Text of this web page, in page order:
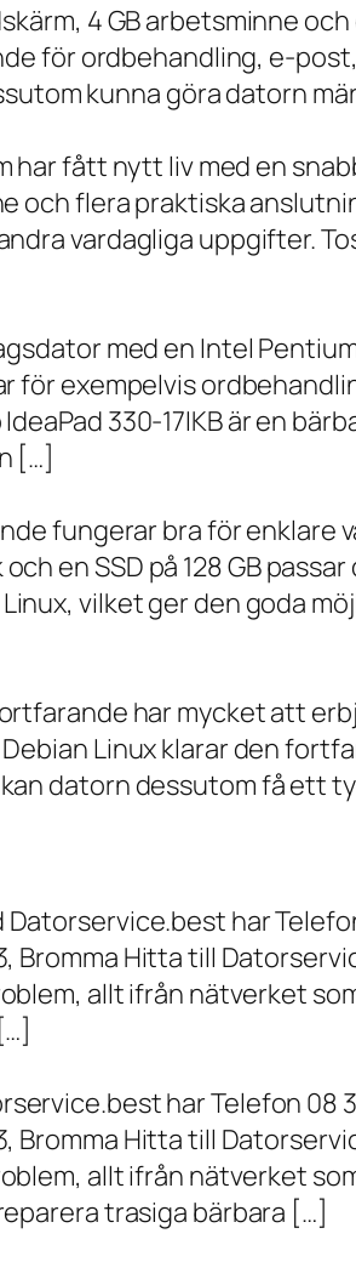
4 GB arbetsminne
för ordbehandling, e-
kunna göra datorn
fått nytt liv med en
och flera praktiska
vardagliga uppgifter.
med en Intel
för exempelvis
330-17IKB är en
[…]
fungerar bra för enklare
en SSD på 128 GB
vilket ger den goda
har mycket att
Linux klarar den
datorn dessutom få
har
Bromma Hitta till
allt ifrån nätverket
har Telefon 08
Bromma Hitta till
allt ifrån nätverket
trasiga bärbara […]